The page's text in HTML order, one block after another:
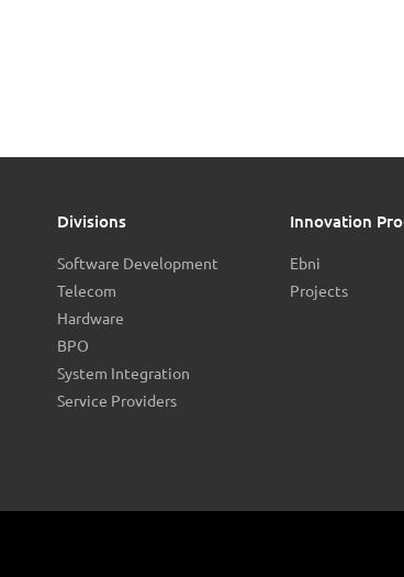
Divisions
Software Development
Telecom
Hardware
BPO
System Integration
Service Providers
Innovation
Ebni
Projects